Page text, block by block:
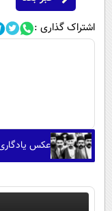
اشتراک گذاری :
عکس